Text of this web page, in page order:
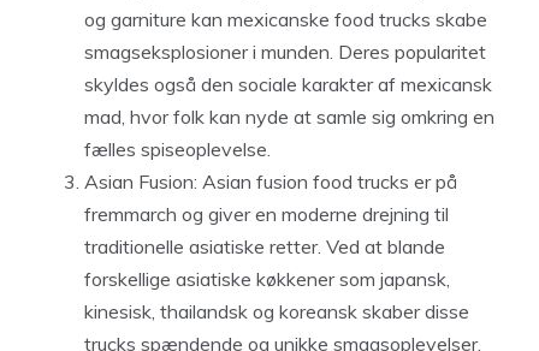
og garniture kan mexicanske food trucks skabe
smagseksplosioner i munden. Deres popularitet
skyldes også den sociale karakter af mexicansk
mad, hvor folk kan nyde at samle sig omkring en
fælles spiseoplevelse.
Asian Fusion: Asian fusion food trucks er på
fremmarch og giver en moderne drejning til
traditionelle asiatiske retter. Ved at blande
forskellige asiatiske køkkener som japansk,
kinesisk, thailandsk og koreansk skaber disse
trucks spændende og unikke smagsoplevelser.